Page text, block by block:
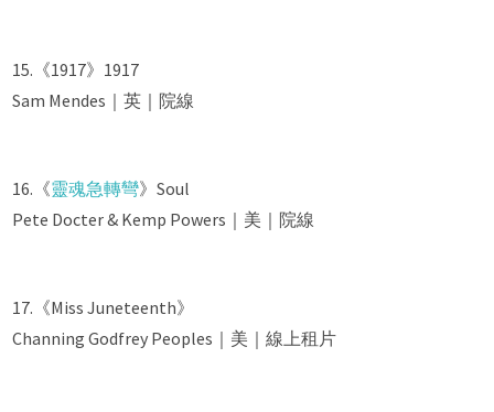
15.《1917》1917
Sam Mendes｜英｜院線
16.《靈魂急轉彎》Soul
Pete Docter & Kemp Powers｜美｜院線
17.《Miss Juneteenth》
Channing Godfrey Peoples｜美｜線上租片